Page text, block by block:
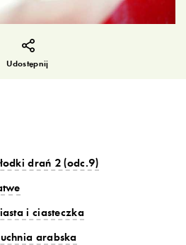
Udostępnij
drań 2 (odc.9)
i ciasteczka
arabska